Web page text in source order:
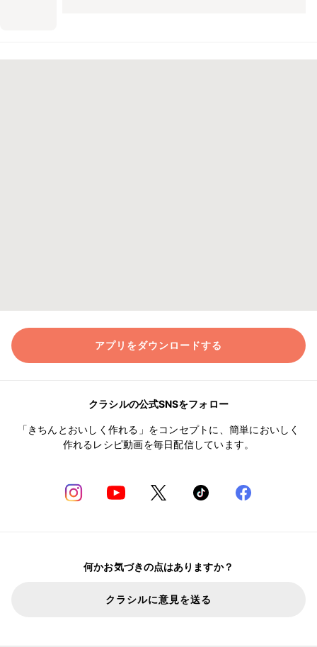
アプリをダウンロードする
クラシルの公式SNSをフォロー
「きちんとおいしく作れる」をコンセプトに、簡単においしく
作れるレシピ動画を毎日配信しています。
何かお気づきの点はありますか？
クラシルに意見を送る